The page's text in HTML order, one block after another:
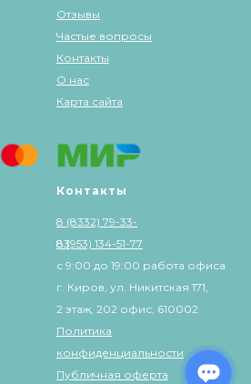
Контакты
Отзывы
Частые вопросы
Контакты
О нас
8 (8332) 79-33-
83
8 (953) 134-51-77
с 9:00 до 19:00 работа офиса
г. Киров, ул. Никитская 171,
2 этаж, 202 офис, 610002
Политика
конфиденциальности
Публичная оферта
Карта сайта